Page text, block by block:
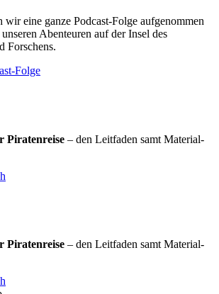
wir eine ganze Podcast-Folge aufgenommen
Abenteuren auf der Insel des
Forschens.
Folge
Piratenreise – den Leitfaden samt Material-
Piratenreise – den Leitfaden samt Material-